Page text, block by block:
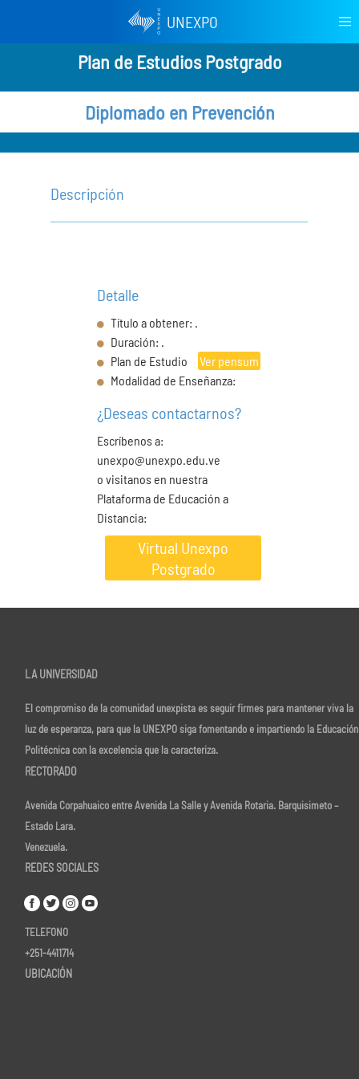
UNEXPO
Plan de Estudios Postgrado
Diplomado en Prevención
Descripción
Detalle
Título a obtener: .
Duración: .
Plan de Estudio
Ver pensum
Modalidad de Enseñanza:
¿Deseas contactarnos?
Escríbenos a:
unexpo@unexpo.edu.ve
o visitanos en nuestra
Plataforma de Educación a
Distancia:
Virtual Unexpo
Postgrado
LA UNIVERSIDAD
El compromiso de la comunidad unexpista es seguir firmes para mantener viva la
luz de esperanza, para que la UNEXPO siga fomentando e impartiendo la Educación
Politécnica con la excelencia que la caracteriza.
RECTORADO
Avenida Corpahuaico entre Avenida La Salle y Avenida Rotaria. Barquisimeto –
Estado Lara.
Venezuela.
REDES SOCIALES
TELEFONO
+251-4411714
UBICACIÓN